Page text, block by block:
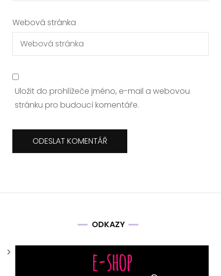
Webová stránka
Uložit do prohlížeče jméno, e-mail a webovou
stránku pro budoucí komentáře.
ODKAZY